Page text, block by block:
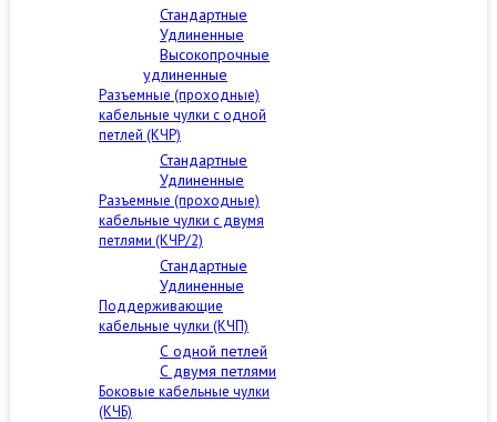
Стандартные
Удлиненные
Высокопрочные
удлиненные
Разъемные (проходные)
кабельные чулки с одной
петлей (КЧР)
Стандартные
Удлиненные
Разъемные (проходные)
кабельные чулки с двумя
петлями (КЧР/2)
Стандартные
Удлиненные
Поддерживающие
кабельные чулки (КЧП)
С одной петлей
С двумя петлями
Боковые кабельные чулки
(КЧБ)